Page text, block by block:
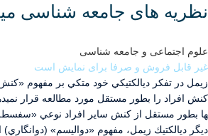
نظریه های جامعه شناسی
علوم اجتماعی و جامعه شناسی
غیر قابل فروش و صرفا برای نمایش است
زيمل در تفكر ديالكتيكي خود متكي بر مفهوم
ها بطور مستقل از كنش ساير افراد نوعي
ديگر ديالكتيك زيمل، مفهوم «دواليسم»